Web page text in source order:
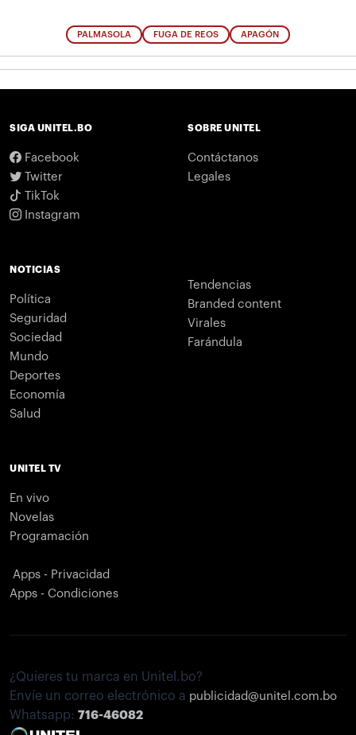
PALMASOLA FUGA DE REOS APAGÓN
SIGA UNITEL.BO
Facebook
Twitter
TikTok
Instagram
SOBRE UNITEL
Contáctanos
Legales
NOTICIAS
Política
Seguridad
Sociedad
Mundo
Deportes
Economía
Salud
Tendencias
Branded content
Virales
Farándula
UNITEL TV
En vivo
Novelas
Programación
Apps - Privacidad
Apps - Condiciones
¿Quieres tu marca en Unitel.bo?
Envíe un correo electrónico a publicidad@unitel.com.bo
Whatsapp: 716-46082